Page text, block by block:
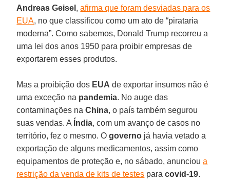
Andreas Geisel ,afirma que foram desviadas para os
EUA, no que classificou como um ato de “pirataria
moderna”. Como sabemos, Donald Trump recorreu a
uma lei dos anos 1950 para proibir empresas de
exportarem esses produtos.
Mas a proibição dos EUA de exportar insumos não é
uma exceção na pandemia. No auge das
contaminações naChina, o país também segurou
suas vendas. A Índia, com um avanço de casos no
território, fez o mesmo. Ogoverno já havia vetado a
exportação de alguns medicamentos, assim como
equipamentos de proteção e, no sábado, anuncioua
restrição da venda de kits de testes paracovid-19.